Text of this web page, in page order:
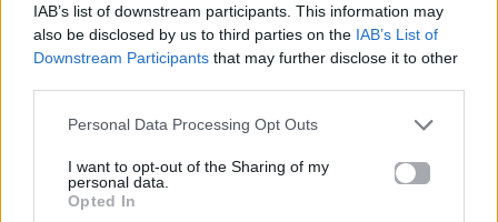
IAB’s list of downstream participants. This information may
also be disclosed by us to third parties on the IAB’s List of
Downstream Participants that may further disclose it to other
Personal Data Processing Opt Outs
I want to opt-out of the Sharing of my
personal data.
Opted In
Life
κολυμπήσεις στην
Αττική: Οι 29
ακατάλληλες παραλίες
Life
νέους επιστήμονες με